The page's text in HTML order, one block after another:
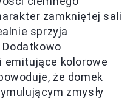
zamkniętej sali
sprzyja
emitujące kolorowe
że domek
zmysły